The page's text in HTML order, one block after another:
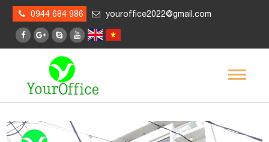
0944 684 986 youroffice2022@gmail.com